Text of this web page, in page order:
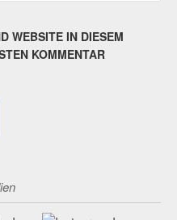
WEBSITE IN DIESEM
KOMMENTAR